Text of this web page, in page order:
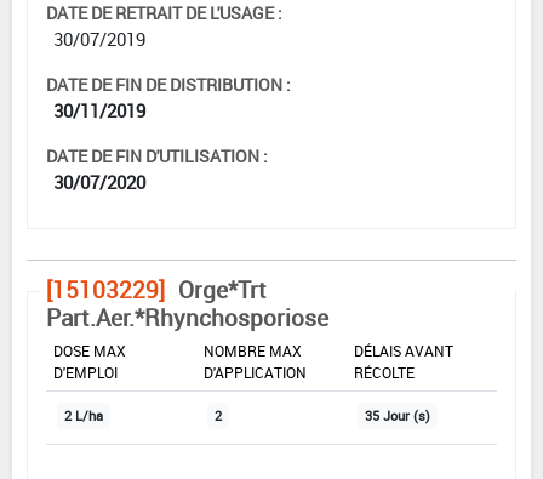
DATE DE RETRAIT DE L'USAGE :
30/07/2019
DATE DE FIN DE DISTRIBUTION :
30/11/2019
DATE DE FIN D'UTILISATION :
30/07/2020
[15103229] Orge*Trt
Part.Aer.*Rhynchosporiose
DOSE MAX
D'EMPLOI
NOMBRE MAX
D'APPLICATION
DÉLAIS AVANT
RÉCOLTE
2 L/ha 2 35 Jour (s)